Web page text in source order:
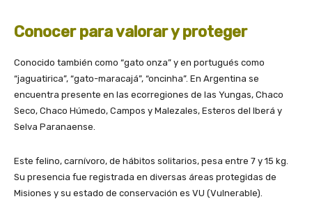
Conocer para valorar y proteger
Conocido también como “gato onza” y en portugués como
“jaguatirica”, “gato-maracajá”, “oncinha”. En Argentina se
encuentra presente en las ecorregiones de las Yungas, Chaco
Seco, Chaco Húmedo, Campos y Malezales, Esteros del Iberá y
Selva Paranaense.
Este felino, carnívoro, de hábitos solitarios, pesa entre 7 y 15 kg.
Su presencia fue registrada en diversas áreas protegidas de
Misiones y su estado de conservación es VU (Vulnerable).